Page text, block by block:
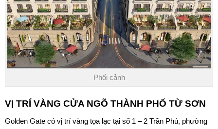
Phối cảnh
VỊ TRÍ VÀNG CỬA NGÕ THÀNH PHỐ TỪ SƠN
Golden Gate có vị trí vàng tọa lạc tại số 1 – 2 Trần Phú, phường